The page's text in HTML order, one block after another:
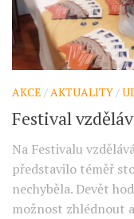
AKCE /AKTUALITY/
Festival
Na Festivalu
představilo téměř
nechyběla. Devět
možnost zhlédnout